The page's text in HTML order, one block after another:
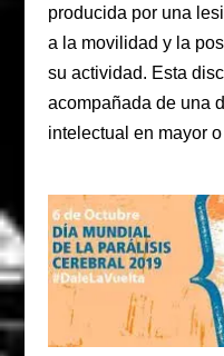
producida por una
a la movilidad y la
su actividad. Esta
acompañada de una
intelectual en mayor